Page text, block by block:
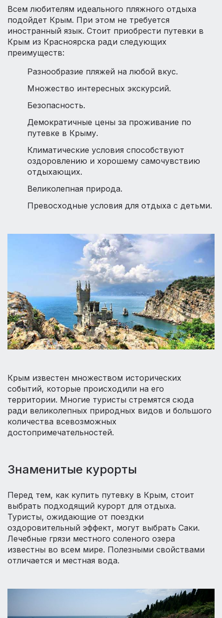
Всем любителям идеального пляжного отдыха
подойдет Крым. При этом не требуется
иностранный язык. Стоит приобрести путевки в
Крым из Красноярска ради следующих
преимуществ:
Разнообразие пляжей на любой вкус.
Множество интересных экскурсий.
Безопасность.
Демократичные цены за проживание по
путевке в Крыму.
Климатические условия способствуют
оздоровлению и хорошему самочувствию
отдыхающих.
Великолепная природа.
Превосходные условия для отдыха с детьми.
Крым известен множеством исторических
событий, которые происходили на его
территории. Многие туристы стремятся сюда
ради великолепных природных видов и большого
количества всевозможных
достопримечательностей.
Знаменитые курорты
Перед тем, как купить путевку в Крым, стоит
выбрать подходящий курорт для отдыха.
Туристы, ожидающие от поездки
оздоровительный эффект, могут выбрать Саки.
Лечебные грязи местного соленого озера
известны во всем мире. Полезными свойствами
отличается и местная вода.